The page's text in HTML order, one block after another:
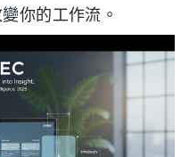
你的工作流。